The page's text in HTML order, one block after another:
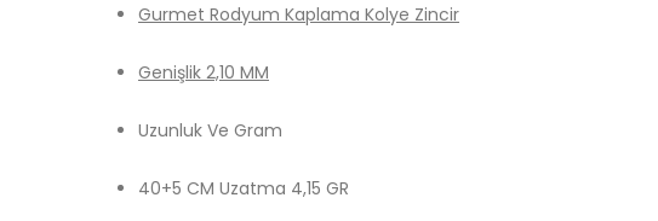
Gurmet Rodyum Kaplama Kolye Zincir
Genişlik 2,10 MM
Uzunluk Ve Gram
40+5 CM Uzatma 4,15 GR